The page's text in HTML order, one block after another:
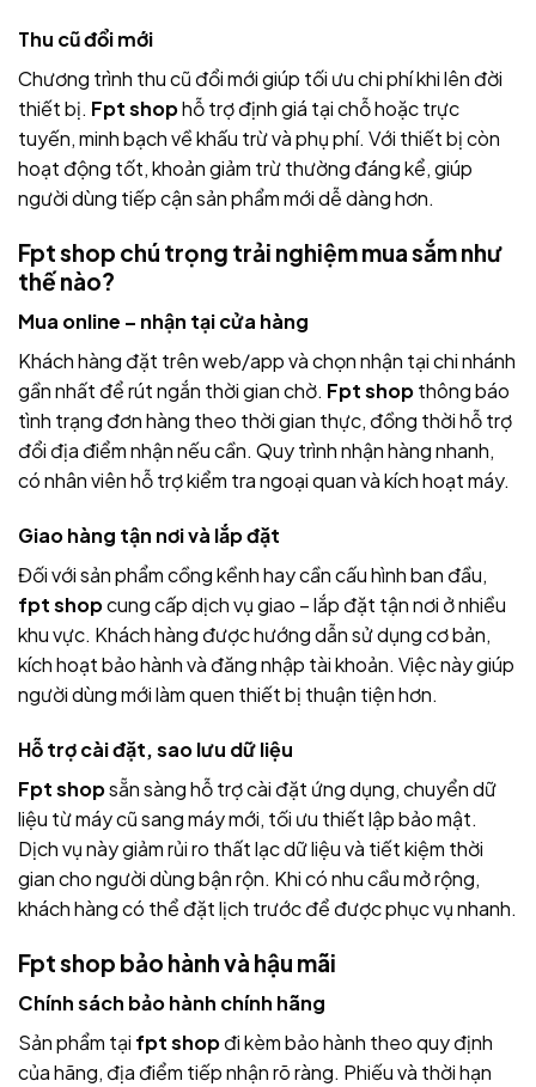
Thu cũ đổi mới
Chương trình thu cũ đổi mới giúp tối ưu chi phí khi lên đời
thiết bị. Fpt shophỗ trợ định giá tại chỗ hoặc trực
tuyến, minh bạch về khấu trừ và phụ phí. Với thiết bị còn
hoạt động tốt, khoản giảm trừ thường đáng kể, giúp
người dùng tiếp cận sản phẩm mới dễ dàng hơn.
Fpt shop chú trọng trải nghiệm mua sắm như
thế nào?
Mua online – nhận tại cửa hàng
Khách hàng đặt trên web/app và chọn nhận tại chi nhánh
gần nhất để rút ngắn thời gian chờ. Fpt shopthông báo
tình trạng đơn hàng theo thời gian thực, đồng thời hỗ trợ
đổi địa điểm nhận nếu cần. Quy trình nhận hàng nhanh,
có nhân viên hỗ trợ kiểm tra ngoại quan và kích hoạt máy.
Giao hàng tận nơi và lắp đặt
Đối với sản phẩm cồng kềnh hay cần cấu hình ban đầu,
fpt shopcung cấp dịch vụ giao – lắp đặt tận nơi ở nhiều
khu vực. Khách hàng được hướng dẫn sử dụng cơ bản,
kích hoạt bảo hành và đăng nhập tài khoản. Việc này giúp
người dùng mới làm quen thiết bị thuận tiện hơn.
Hỗ trợ cài đặt, sao lưu dữ liệu
Fpt shopsẵn sàng hỗ trợ cài đặt ứng dụng, chuyển dữ
liệu từ máy cũ sang máy mới, tối ưu thiết lập bảo mật.
Dịch vụ này giảm rủi ro thất lạc dữ liệu và tiết kiệm thời
gian cho người dùng bận rộn. Khi có nhu cầu mở rộng,
khách hàng có thể đặt lịch trước để được phục vụ nhanh.
Fpt shop bảo hành và hậu mãi
Chính sách bảo hành chính hãng
Sản phẩm tại fpt shopđi kèm bảo hành theo quy định
của hãng, địa điểm tiếp nhận rõ ràng. Phiếu và thời hạn